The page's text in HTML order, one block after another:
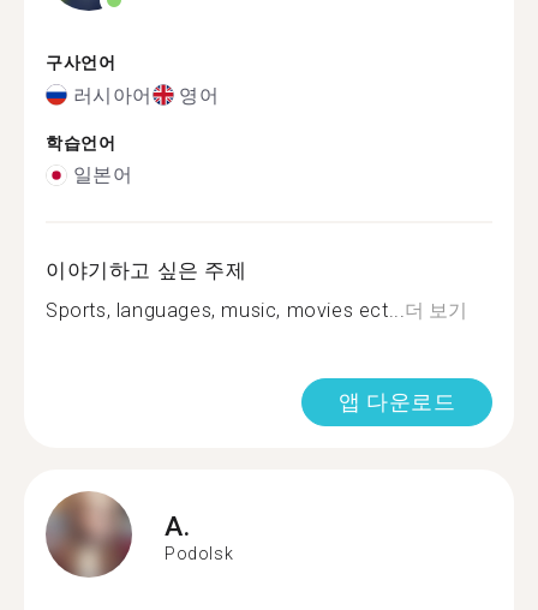
구사언어
러시아어 영어
학습언어
일본어
이야기하고 싶은 주제
Sports, languages, music, movies ect...더 보기
앱 다운로드
A.
Podolsk